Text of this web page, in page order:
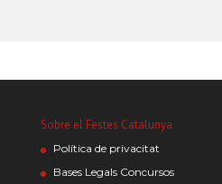
Sobre el Festes Catalunya
Política de privacitat
Bases Legals Concursos